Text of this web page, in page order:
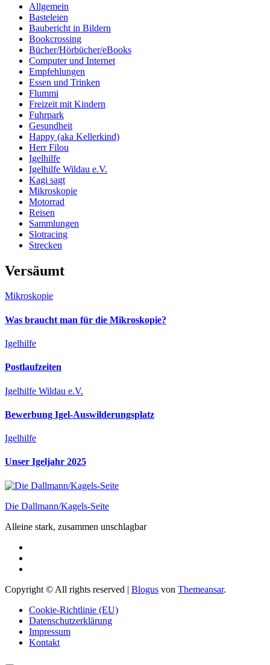
Allgemein
Basteleien
Baubericht in Bildern
Bookcrossing
Bücher/Hörbücher/eBooks
Computer und Internet
Empfehlungen
Essen und Trinken
Flummi
Freizeit mit Kindern
Fuhrpark
Gesundheit
Happy (aka Kellerkind)
Herr Filou
Igelhilfe
Igelhilfe Wildau e.V.
Kagi sagt
Mikroskopie
Motorrad
Reisen
Sammlungen
Slotracing
Strecken
Versäumt
Mikroskopie
Was braucht man für die Mikroskopie?
Igelhilfe
Postlaufzeiten
Igelhilfe Wildau e.V.
Bewerbung Igel-Auswilderungsplatz
Igelhilfe
Unser Igeljahr 2025
Die Dallmann/Kagels-Seite
Alleine stark, zusammen unschlagbar
Copyright © All rights reserved | Blogus von Themeansar.
Cookie-Richtlinie (EU)
Datenschutzerklärung
Impressum
Kontakt